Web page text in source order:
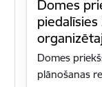
Domes
Domes
plānošanas